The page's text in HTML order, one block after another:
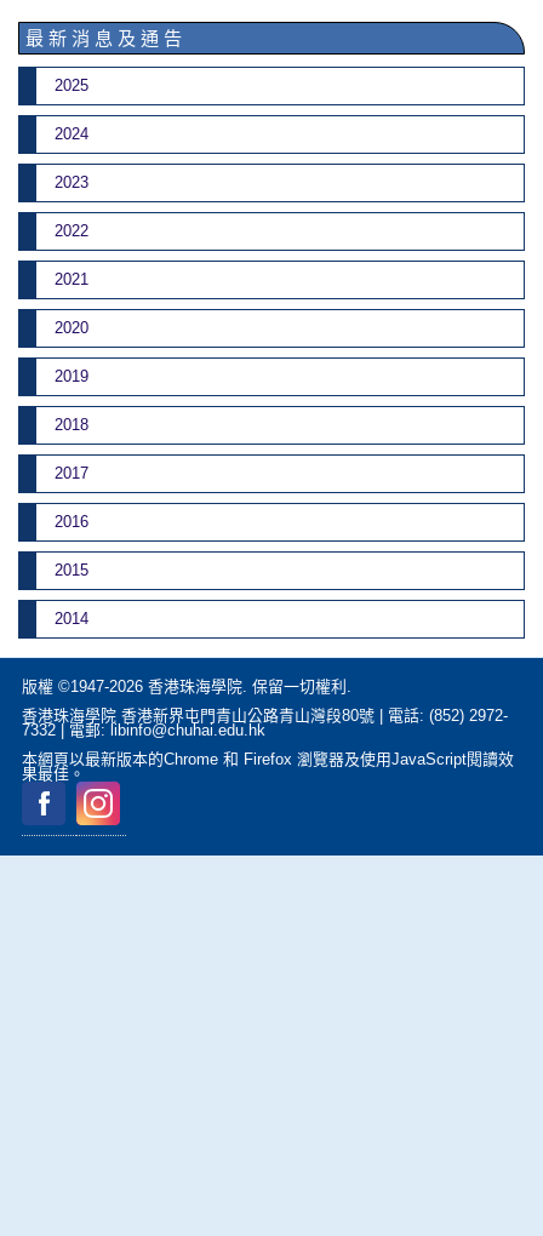
最 新 消 息 及 通 告
2025
2024
2023
2022
2021
2020
2019
2018
2017
2016
2015
2014
版權 ©1947-2026 香港珠海學院. 保留一切權利.
香港珠海學院 香港新界屯門青山公路青山灣段80號 | 電話: (852) 2972-
7332 | 電郵: libinfo@chuhai.edu.hk
本網頁以最新版本的Chrome 和 Firefox 瀏覽器及使用JavaScript閱讀效
果最佳。